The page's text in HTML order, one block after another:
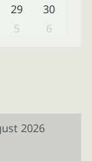
29
30
5 6
2026